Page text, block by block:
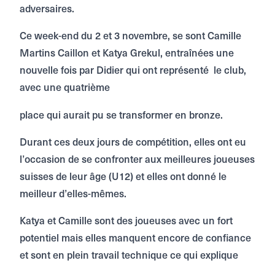
adversaires.
Ce week-end du 2 et 3 novembre, se sont Camille
Martins Caillon et Katya Grekul, entraînées une
nouvelle fois par Didier qui ont représenté le club,
avec une quatrième
place qui aurait pu se transformer en bronze.
Durant ces deux jours de compétition, elles ont eu
l’occasion de se confronter aux meilleures joueuses
suisses de leur âge (U12) et elles ont donné le
meilleur d’elles-mêmes.
Katya et Camille sont des joueuses avec un fort
potentiel mais elles manquent encore de confiance
et sont en plein travail technique ce qui explique